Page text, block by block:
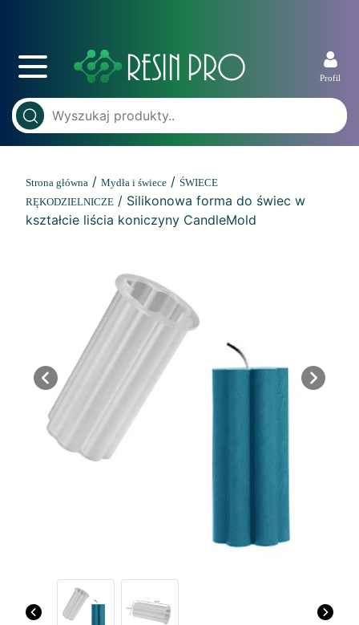
Profil
Strona główna / Mydła i świece / ŚWIECE
RĘKODZIELNICZE / Silikonowa forma do świec w
kształcie liścia koniczyny CandleMold
Previous Next